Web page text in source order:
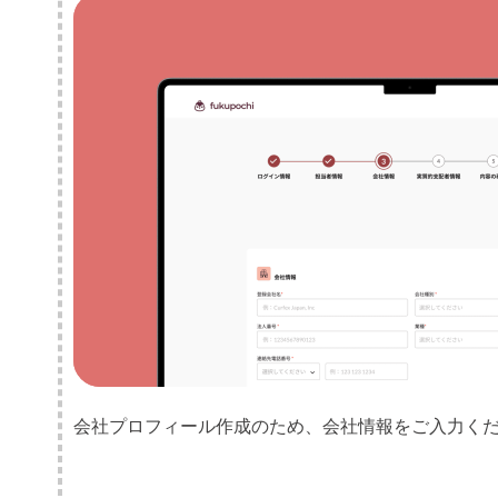
会社プロフィール作成のため、会社情報をご入力く